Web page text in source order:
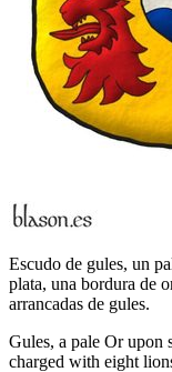
Escudo de gules, un
plata, una bordura de
arrancadas de gules.
Gules, a pale Or upon
charged with eight